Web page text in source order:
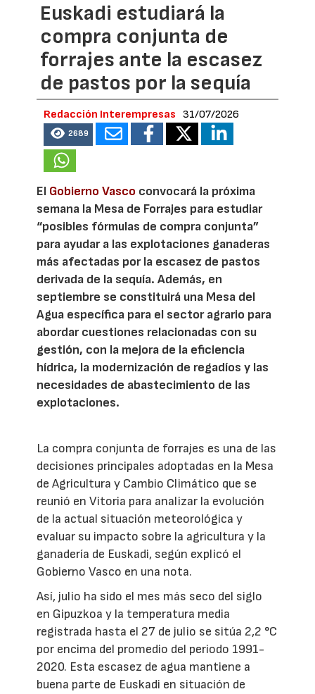
Euskadi estudiará la
compra conjunta de
forrajes ante la escasez
de pastos por la sequía
Redacción Interempresas 31/07/2026
2689
El Gobierno Vasco convocará la próxima
semana la Mesa de Forrajes para estudiar
“posibles fórmulas de compra conjunta”
para ayudar a las explotaciones ganaderas
más afectadas por la escasez de pastos
derivada de la sequía. Además, en
septiembre se constituirá una Mesa del
Agua específica para el sector agrario para
abordar cuestiones relacionadas con su
gestión, con la mejora de la eficiencia
hídrica, la modernización de regadíos y las
necesidades de abastecimiento de las
explotaciones.
La compra conjunta de forrajes es una de las
decisiones principales adoptadas en la Mesa
de Agricultura y Cambio Climático que se
reunió en Vitoria para analizar la evolución
de la actual situación meteorológica y
evaluar su impacto sobre la agricultura y la
ganadería de Euskadi, según explicó el
Gobierno Vasco en una nota.
Así, julio ha sido el mes más seco del siglo
en Gipuzkoa y la temperatura media
registrada hasta el 27 de julio se sitúa 2,2 °C
por encima del promedio del periodo 1991-
2020. Esta escasez de agua mantiene a
buena parte de Euskadi en situación de